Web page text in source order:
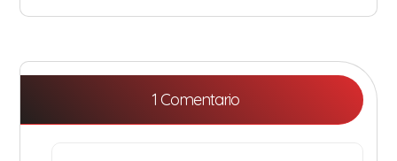
1 Comentario